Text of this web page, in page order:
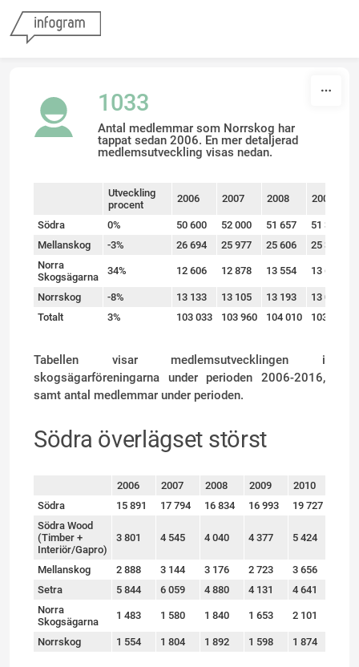
1033
Antal medlemmar som Norrskog har
tappat sedan 2006. En mer detaljerad
medlemsutveckling visas nedan.
Utveckling
procent
2006 2007 2008 2009
Södra 0% 50 600 52 000 51 657 51 365
Mellanskog
-3% 26 694 25 977 25 606 25 396
Norra
Skogsägarna
34% 12 606 12 878 13 554 13 638
Norrskog -8% 13 133 13 105 13 193 13 021
Totalt
3% 103 033 103 960 104 010 103 420
Tabellen visar medlemsutvecklingen i
skogsägarföreningarna under perioden 2006-2016,
samt antal medlemmar under perioden.
Södra överlägset störst
2006 2007 2008 2009 2010
Södra
15 891 17 794 16 834 16 993 19 727
Södra Wood
(Timber +
Interiör/Gapro)
3 801 4 545 4 040 4 377 5 424
Mellanskog 2 888 3 144 3 176 2 723 3 656
Setra
5 844 6 059 4 880 4 131 4 641
Norra
Skogsägarna
1 483 1 580 1 840 1 653 2 101
Norrskog 1 554 1 804 1 892 1 598 1 874